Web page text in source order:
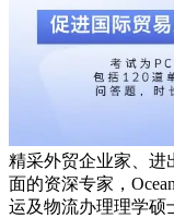
精采外贸企业家、进
面的资深专家，
运及物流办理理学硕